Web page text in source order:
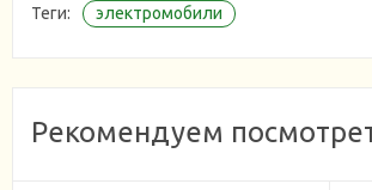
Теги: электромобили
Рекомендуем